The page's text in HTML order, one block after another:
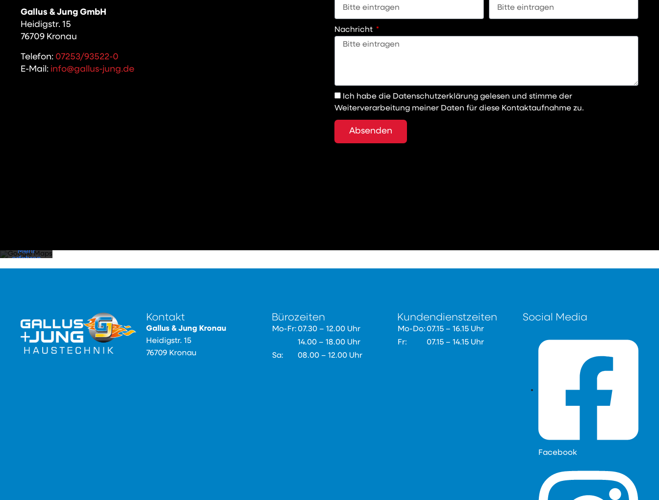
Gallus & Jung GmbH
Heidigstr. 15
76709 Kronau
Telefon: 07253/93522-0
E-Mail: info@gallus-jung.de
Nachricht
Ich habe die Datenschutzerklärung gelesen und stimme der
Weiterverarbeitung meiner Daten für diese Kontaktaufnahme zu.
Absenden
Mehr
erfahren
Kontakt
Gallus & Jung Kronau
Heidigstr. 15
76709 Kronau
Bürozeiten
Mo-Fr: 07.30 – 12.00 Uhr
14.00 – 18.00 Uhr
Sa:
08.00 – 12.00 Uhr
Kundendienstzeiten
Mo-Do: 07.15 – 16.15 Uhr
Fr:
07.15 – 14.15 Uhr
Social Media
Facebook